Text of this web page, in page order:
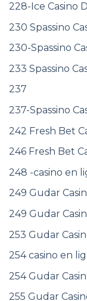
228-Ice Casino
230 Spassino
230-Spassino
233 Spassino
237
237-Spassino
242 Fresh Bet
246 Fresh Bet
248 -casino en
249 Gudar
249 Gudar
253 Gudar
254 casino en
254 Gudar
255 Gudar